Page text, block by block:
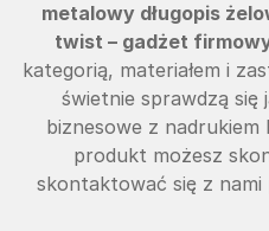
metalowy długopis
twist – gadżet
kategorią, materiałem i
świetnie sprawdzą się
biznesowe z nadrukiem
produkt możesz
skontaktować się z nami